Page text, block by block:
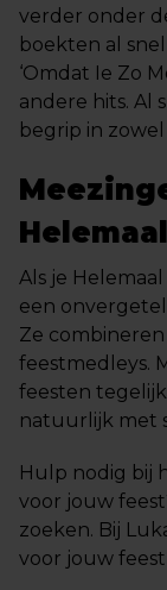
verder onder
boekten al
‘Omdat Ie Zo
andere hits. Al
begrip in
Als je
een
Ze
feestmedleys.
feesten
natuurlijk met
Hulp nodig bij
voor jouw
zoeken. Bij
voor jouw